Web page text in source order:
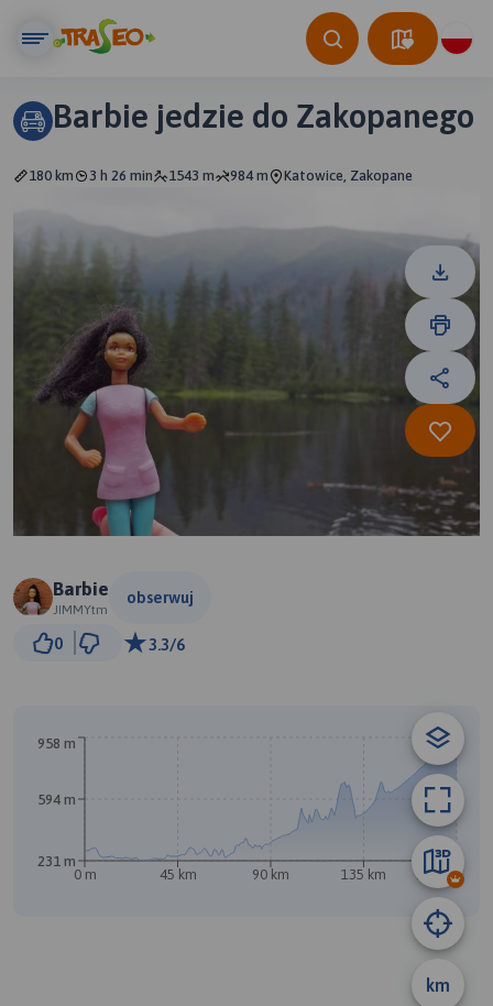
Barbie jedzie do Zakopanego
180 km 3 h 26 min 1543 m 984 m Katowice, Zakopane
Barbie
JIMMYtm
obserwuj
0 3.3/6
km
0 m 45 km 90 km 135 km 180 km
231 m
594 m
958 m